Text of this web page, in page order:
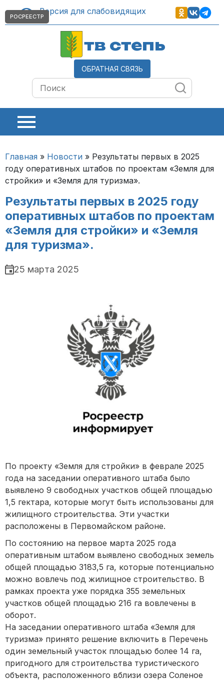
Версия для слабовидящих
тв степь
ОБРАТНАЯ СВЯЗЬ
Главная » Новости » Результаты первых в 2025
году оперативных штабов по проектам «Земля для
стройки» и «Земля для туризма».
Результаты первых в 2025 году
оперативных штабов по проектам
«Земля для стройки» и «Земля
для туризма».
РОСРЕЕСТР
25 марта 2025
По проекту «Земля для стройки» в феврале 2025
года на заседании оперативного штаба было
выявлено 9 свободных участков общей площадью
1,5 гектара, которые могут быть использованы для
жилищного строительства. Эти участки
расположены в Первомайском районе.
По состоянию на первое марта 2025 года
оперативным штабом выявлено свободных земель
общей площадью 3183,5 га, которые потенциально
можно вовлечь под жилищное строительство. В
рамках проекта уже порядка 355 земельных
участков общей площадью 216 га вовлечены в
оборот.
На заседании оперативного штаба «Земля для
туризма» принято решение включить в Перечень
один земельный участок площадью более 14 га,
пригодного для строительства туристического
объекта, расположенного вблизи озера Соленое